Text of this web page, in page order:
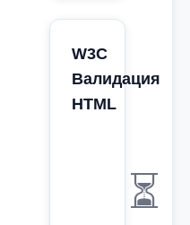
W3C
Валидация
HTML
⏳